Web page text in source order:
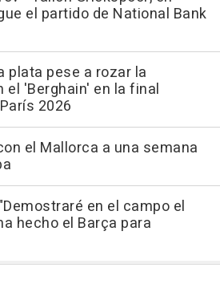
el partido de National Bank
plata pese a rozar la
el 'Berghain' en la final
2026
el Mallorca a una semana
en el campo el
hecho el Barça para